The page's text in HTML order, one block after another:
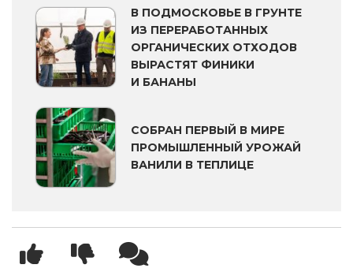
В ПОДМОСКОВЬЕ В ГРУНТЕ
ИЗ ПЕРЕРАБОТАННЫХ
ОРГАНИЧЕСКИХ ОТХОДОВ
ВЫРАСТЯТ ФИНИКИ
И БАНАНЫ
СОБРАН ПЕРВЫЙ В МИРЕ
ПРОМЫШЛЕННЫЙ УРОЖАЙ
ВАНИЛИ В ТЕПЛИЦЕ